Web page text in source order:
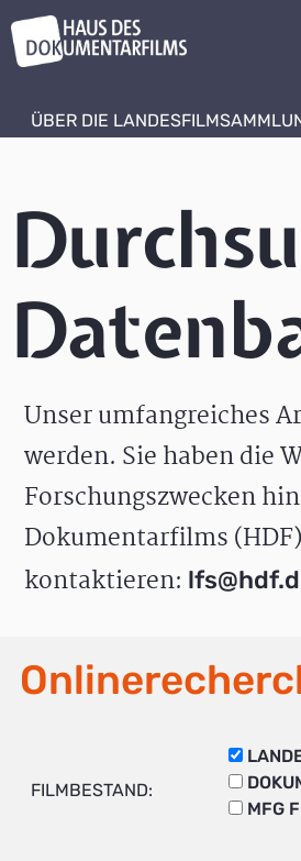
ÜBER DIE
Unser umfangreiches
werden. Sie haben die
Forschungszwecken
Dokumentarfilms
kontaktieren:
FILMBESTAND:
MFG